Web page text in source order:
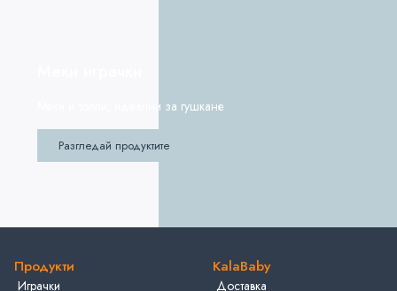
Меки и топли, идеални за гушкане
Разгледай продуктите
Продукти
Играчки
KalaBaby
Доставка